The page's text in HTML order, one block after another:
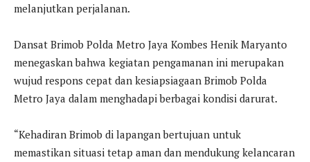
melanjutkan perjalanan.
Dansat Brimob Polda Metro Jaya Kombes Henik Maryanto
menegaskan bahwa kegiatan pengamanan ini merupakan
wujud respons cepat dan kesiapsiagaan Brimob Polda
Metro Jaya dalam menghadapi berbagai kondisi darurat.
“Kehadiran Brimob di lapangan bertujuan untuk
memastikan situasi tetap aman dan mendukung kelancaran